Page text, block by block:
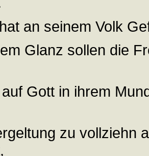
an seinem Volk
Glanz sollen die
Gott in ihrem
zu vollziehn